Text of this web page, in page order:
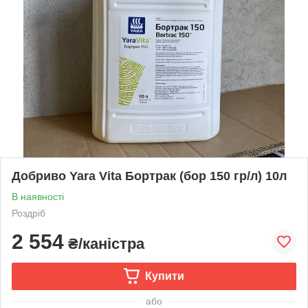
Добриво Yara Vita Бортрак (бор 150 гр/л) 10л
В наявності
Роздріб
2 554 ₴/каністра
Купити
або